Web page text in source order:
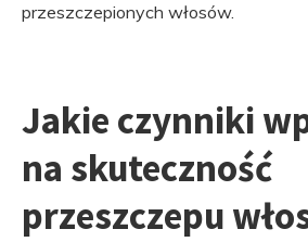
przeszczepionych włosów.
Jakie czynniki
na skuteczność
przeszczepu